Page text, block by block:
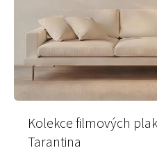
Plakáty do rámů IKEA
rozměr a styl